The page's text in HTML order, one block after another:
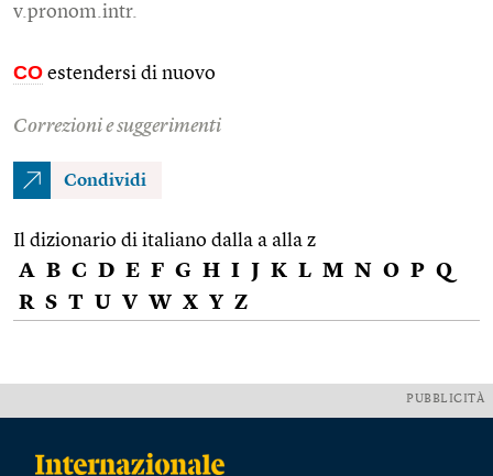
v.pronom.intr.
CO estendersi di nuovo
Correzioni e suggerimenti
Condividi
Il dizionario di italiano dalla a alla z
A B C D E F G H I J K L M N O P Q
R S T U V W X Y Z
PUBBLICITÀ